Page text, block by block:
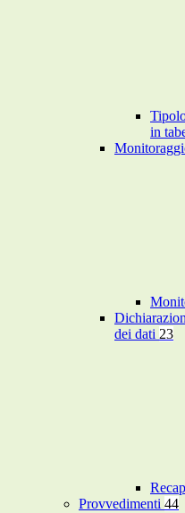
in
dei dati 23
Provvedimenti 44